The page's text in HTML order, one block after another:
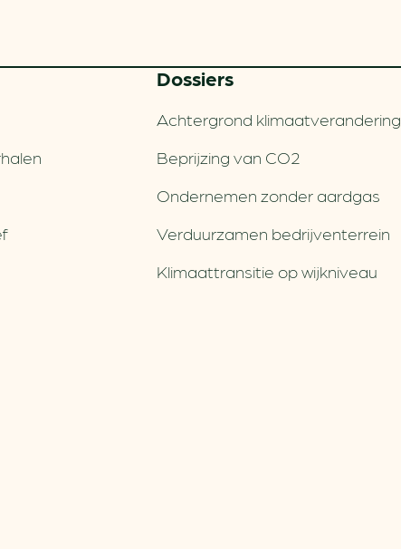
Dossiers
Achtergrond klimaatverandering
Beprijzing van CO2
Ondernemen zonder aardgas
Verduurzamen bedrijventerrein
Klimaattransitie op wijkniveau